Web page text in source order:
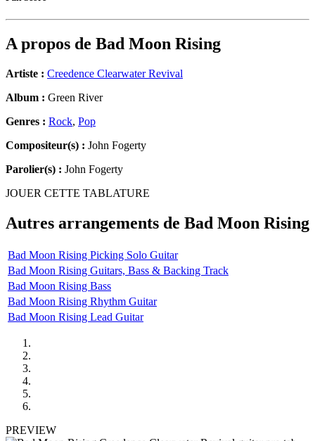
A propos de Bad Moon Rising
Artiste : Creedence Clearwater Revival
Album : Green River
Genres : Rock, Pop
Compositeur(s) : John Fogerty
Parolier(s) : John Fogerty
JOUER CETTE TABLATURE
Autres arrangements de Bad Moon Rising
Bad Moon Rising Picking Solo Guitar
Bad Moon Rising Guitars, Bass & Backing Track
Bad Moon Rising Bass
Bad Moon Rising Rhythm Guitar
Bad Moon Rising Lead Guitar
PREVIEW